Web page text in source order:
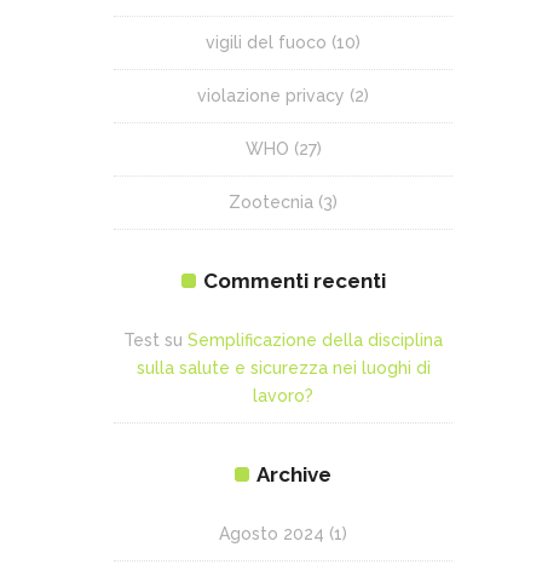
vigili del fuoco (10)
violazione privacy (2)
WHO (27)
Zootecnia (3)
Commenti recenti
Test su Semplificazione della disciplina
sulla salute e sicurezza nei luoghi di
lavoro?
Archive
Agosto 2024 (1)